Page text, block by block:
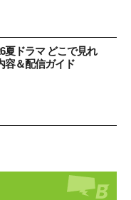
夏ドラマ どこで見れ
容＆配信ガイド